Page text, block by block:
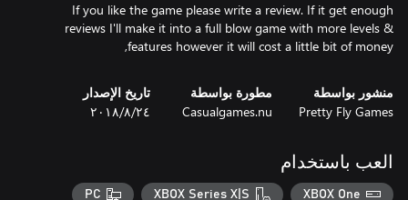
If you like the game please write a review. If it get enough
reviews I'll make it into a full blow game with more levels &
features however it will cost a little bit of money,
منشور بواسطة
Pretty Fly Games
مطورة بواسطة
Casualgames.nu
تاريخ الإصدار
٢٤‏/٨‏/٢٠١٨
العب باستخدام
XBOX One
XBOX Series X|S
PC